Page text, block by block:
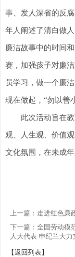
事、发人深省的反
年人阐述了清白做
廉洁故事中的时间
赛，加强孩子对廉
员学习，做一个廉
现在做起，“勿以善
此次活动旨在
观、人生观、价值
文化氛围，在未成
上一篇：走进红色
下一篇：全国劳动模
人大代表 申纪兰大
【返回列表】